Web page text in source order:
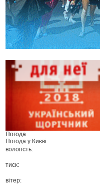
Погода
Погода у Києві
вологість:
тиск:
вітер: